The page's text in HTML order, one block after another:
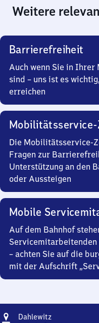
Weitere
Barrierefreiheit
Auch wenn Sie in
sind – uns ist es
erreichen
Die Mobilitätsservice-
Fragen zur
Unterstützung an den
oder Aussteigen
Mobile
Auf dem Bahnhof
Servicemitarbeitenden
– achten Sie auf die
mit der Aufschrift
Adresse
DahlewitzDahlewitz